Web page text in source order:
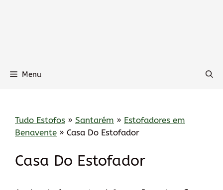
Menu
Tudo Estofos » Santarém » Estofadores em
Benavente » Casa Do Estofador
Casa Do Estofador